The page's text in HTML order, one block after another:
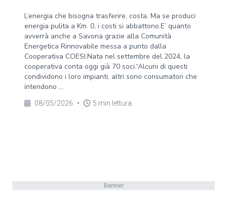
L’energia che bisogna trasferire, costa. Ma se produci
energia pulita a Km. 0, i costi si abbattono.E’ quanto
avverrà anche a Savona grazie alla Comunità
Energetica Rinnovabile messa a punto dalla
Cooperativa COESI.Nata nel settembre del 2024, la
cooperativa conta oggi già 70 soci.“Alcuni di questi
condividono i loro impianti, altri sono consumatori che
intendono ...
08/05/2026 • 5 min lettura
Banner